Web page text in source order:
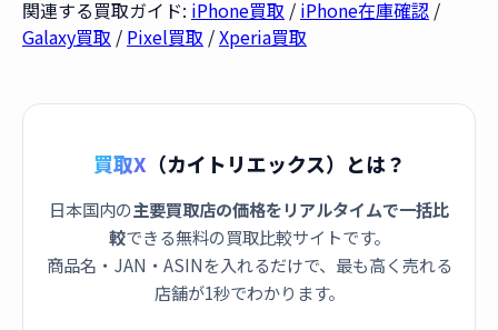
関連する買取ガイド: iPhone買取 / iPhone在庫確認 /
Galaxy買取 / Pixel買取 /Xperia買取
買取X （カイトリエックス）とは？
日本国内の主要買取店の価格をリアルタイムで一括比
較できる無料の買取比較サイトです。
商品名・JAN・ASINを入れるだけで、最も高く売れる
店舗が1秒でわかります。